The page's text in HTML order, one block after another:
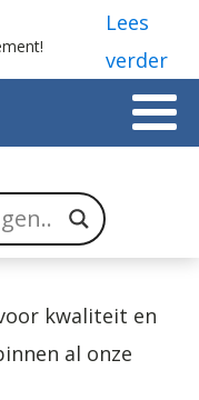
Lees
verder
kwaliteit en
al onze